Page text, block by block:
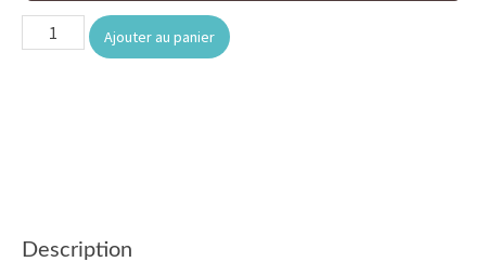
quantité Ajouter au panier
Description